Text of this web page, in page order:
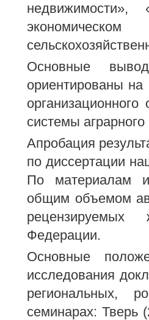
Основные
ориентированы на
системы
Апробация
по диссертации
По материалам
общим объемом
Федерации.
Основные
исследования
региональных,
семинарах: Тверь